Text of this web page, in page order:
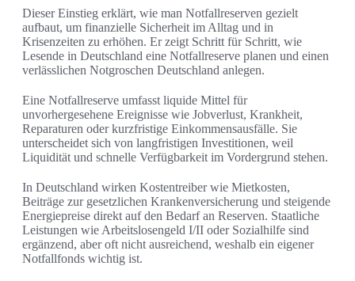
Dieser Einstieg erklärt, wie man Notfallreserven gezielt
aufbaut, um finanzielle Sicherheit im Alltag und in
Krisenzeiten zu erhöhen. Er zeigt Schritt für Schritt, wie
Lesende in Deutschland eine Notfallreserve planen und einen
verlässlichen Notgroschen Deutschland anlegen.
Eine Notfallreserve umfasst liquide Mittel für
unvorhergesehene Ereignisse wie Jobverlust, Krankheit,
Reparaturen oder kurzfristige Einkommensausfälle. Sie
unterscheidet sich von langfristigen Investitionen, weil
Liquidität und schnelle Verfügbarkeit im Vordergrund stehen.
In Deutschland wirken Kostentreiber wie Mietkosten,
Beiträge zur gesetzlichen Krankenversicherung und steigende
Energiepreise direkt auf den Bedarf an Reserven. Staatliche
Leistungen wie Arbeitslosengeld I/II oder Sozialhilfe sind
ergänzend, aber oft nicht ausreichend, weshalb ein eigener
Notfallfonds wichtig ist.